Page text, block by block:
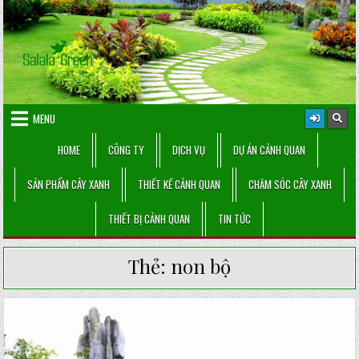
Skip
to
content
MENU
HOME
CÔNG TY DỊCH VỤ DỰ ÁN CẢNH QUAN
SẢN PHẨM CÂY XANH THIẾT KẾ CẢNH QUAN CHĂM SÓC CÂY XANH
THIẾT BỊ CẢNH QUAN TIN TỨC
Thẻ: non bộ
Posted
in